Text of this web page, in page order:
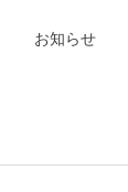
お知らせ